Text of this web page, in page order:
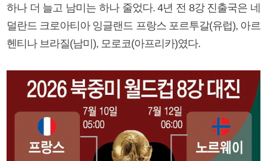
하나 더 늘고 남미는 하나 줄었다. 4년 전 8강 진출국은 네
덜란드 크로아티아 잉글랜드 프랑스 포르투갈(유럽), 아르
헨티나 브라질(남미), 모로코(아프리카)였다.